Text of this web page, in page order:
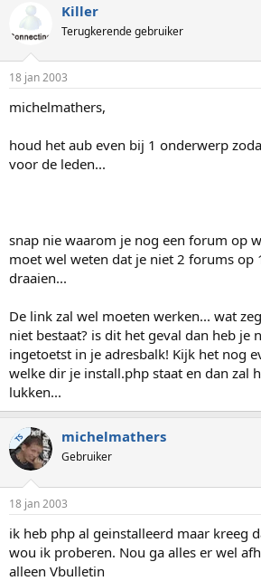
Killer
Terugkerende gebruiker
18 jan 2003
michelmathers,
houd het aub even bij 1 onderwerp
voor de leden...
snap nie waarom je nog een forum op
moet wel weten dat je niet 2 forums op
draaien...
De link zal wel moeten werken... wat
niet bestaat? is dit het geval dan heb je
ingetoetst in je adresbalk! Kijk het nog
welke dir je install.php staat en dan zal
lukken...
TS michelmathers
Gebruiker
18 jan 2003
ik heb php al geinstalleerd maar kreeg
wou ik proberen. Nou ga alles er wel
alleen Vbulletin